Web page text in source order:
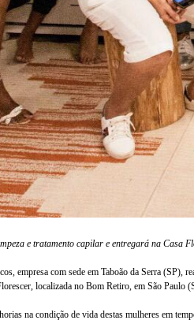
e tratamento capilar e entregará na Casa
empresa com sede em Taboão da Serra (SP),
localizada no Bom Retiro, em São Paulo
na condição de vida destas mulheres em